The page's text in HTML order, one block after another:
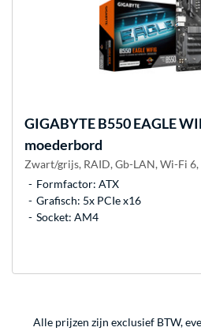
GIGABYTEB550 EAGLE
moederbord
Zwart/grijs, RAID, Gb-LAN, Wi-Fi 6,
Formfactor: ATX
Grafisch: 5x PCIe x16
Socket: AM4
Alle prijzen zijn exclusief BTW,